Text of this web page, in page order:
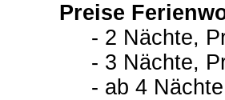
Preise
- 2 Nächte,
- 3 Nächte,
- ab 4 Nächte,